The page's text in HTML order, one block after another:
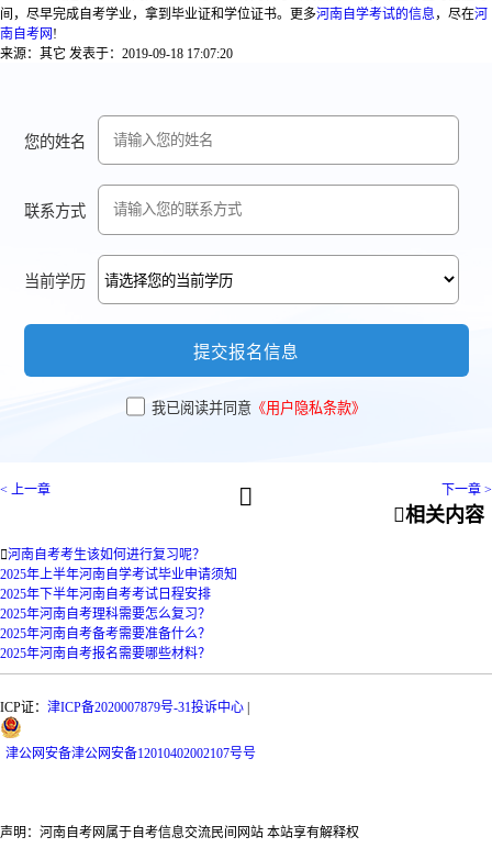
间，尽早完成自考学业，拿到毕业证和学位证书。更多河南自学考试的信息，尽在河
南自考网 !
来源：其它 发表于：2019-09-18 17:07:20
您的姓名
联系方式
当前学历
提交报名信息
我已阅读并同意 《用户隐私条款》
< 上一章  下一章 >
相关内容
河南自考考生该如何进行复习呢？
2025年上半年河南自学考试毕业申请须知
2025年下半年河南自考考试日程安排
2025年河南自考理科需要怎么复习？
2025年河南自考备考需要准备什么？
2025年河南自考报名需要哪些材料？
ICP证： 津ICP备2020007879号-31投诉中心
津公网安备津公网安备12010402002107号号
声明：河南自考网属于自考信息交流民间网站 本站享有解释权